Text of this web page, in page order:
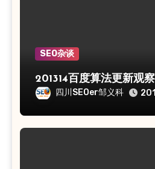
SEO杂谈
201314百度算法更新观察
四川SEOer邹义科